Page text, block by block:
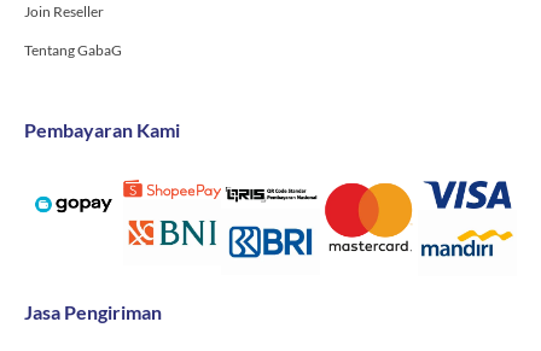
Join Reseller
Tentang GabaG
Pembayaran Kami
Jasa Pengiriman